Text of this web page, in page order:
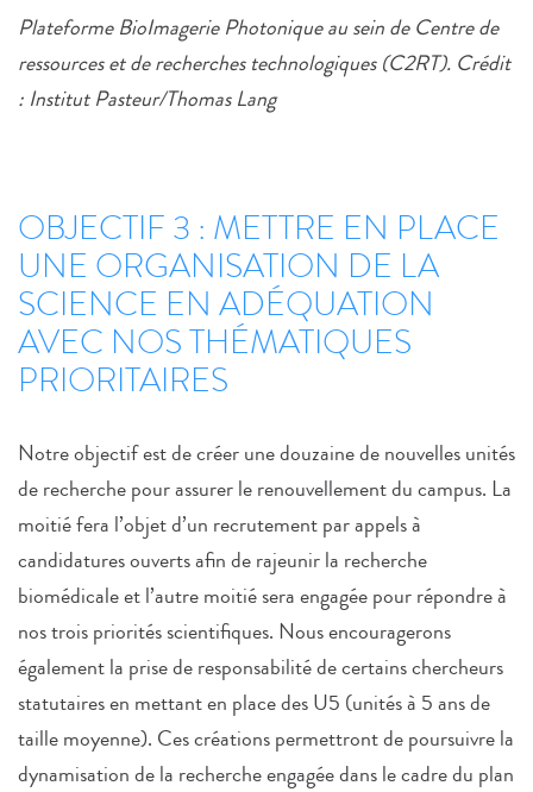
Plateforme BioImagerie Photonique au sein de Centre de
ressources et de recherches technologiques (C2RT). Crédit
: Institut Pasteur/Thomas Lang
OBJECTIF 3 : METTRE EN PLACE
UNE ORGANISATION DE LA
SCIENCE EN ADÉQUATION
AVEC NOS THÉMATIQUES
PRIORITAIRES
Notre objectif est de créer une douzaine de nouvelles unités
de recherche pour assurer le renouvellement du campus. La
moitié fera l’objet d’un recrutement par appels à
candidatures ouverts afin de rajeunir la recherche
biomédicale et l’autre moitié sera engagée pour répondre à
nos trois priorités scientifiques. Nous encouragerons
également la prise de responsabilité de certains chercheurs
statutaires en mettant en place des U5 (unités à 5 ans de
taille moyenne). Ces créations permettront de poursuivre la
dynamisation de la recherche engagée dans le cadre du plan